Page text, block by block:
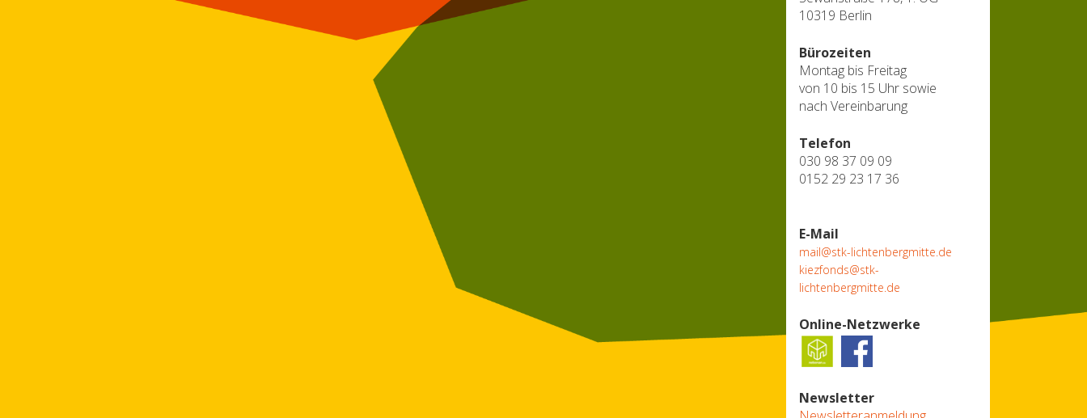
10319 Berlin
Bürozeiten
Montag bis Freitag
von 10 bis 15 Uhr sowie
nach Vereinbarung
Telefon
030 98 37 09 09
0152 29 23 17 36
E-Mail
mail@stk-lichtenbergmitte.de
kiezfonds@stk-
lichtenbergmitte.de
Online-Netzwerke
Newsletter